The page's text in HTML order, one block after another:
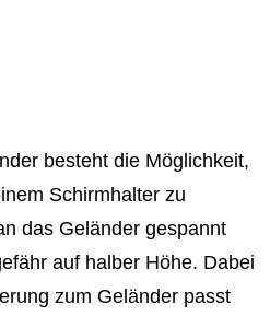
besteht die Möglichkeit,
Schirmhalter zu
das Geländer gespannt
auf halber Höhe. Dabei
zum Geländer passt